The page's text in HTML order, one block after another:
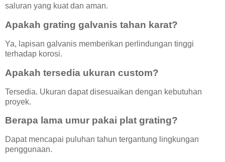
saluran yang kuat dan aman.
Apakah grating galvanis tahan karat?
Ya, lapisan galvanis memberikan perlindungan tinggi
terhadap korosi.
Apakah tersedia ukuran custom?
Tersedia. Ukuran dapat disesuaikan dengan kebutuhan
proyek.
Berapa lama umur pakai plat grating?
Dapat mencapai puluhan tahun tergantung lingkungan
penggunaan.